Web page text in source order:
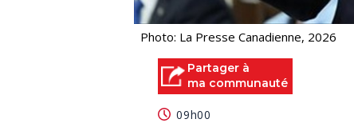
Photo: La Presse Canadienne, 2026
Partager à
ma communauté
09h00